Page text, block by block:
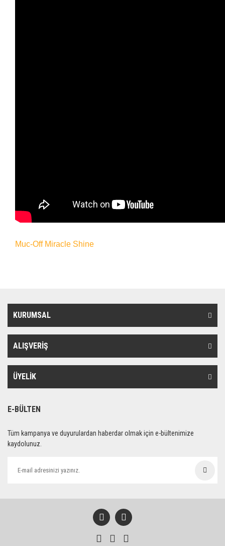
Muc-Off Miracle Shine
KURUMSAL
ALIŞVERİŞ
ÜYELİK
E-BÜLTEN
Tüm kampanya ve duyurulardan haberdar olmak için e-bültenimize
kaydolunuz.